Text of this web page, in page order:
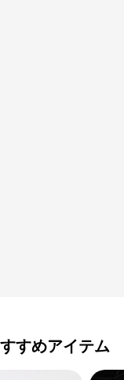
すめアイテム